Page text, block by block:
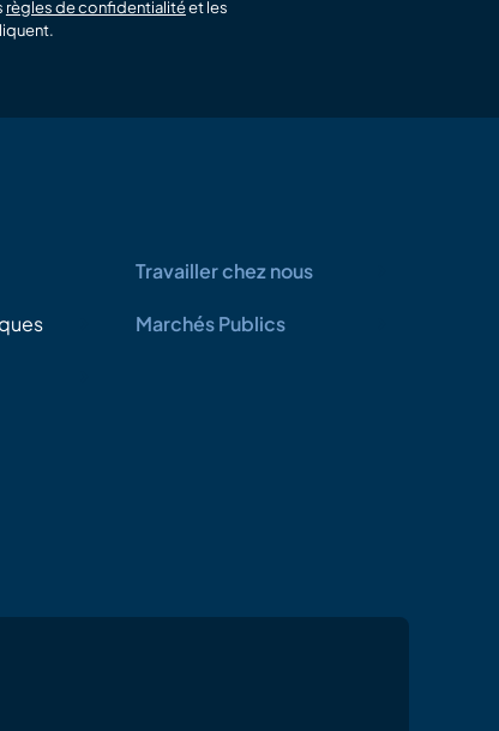
règles de confidentialitéet les
Travailler chez nous
Marchés Publics